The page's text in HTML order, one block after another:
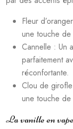
Fleur
une touche
Cannelle : Un
parfaitement
réconfortante.
Clou de
une touche de
La vanille en